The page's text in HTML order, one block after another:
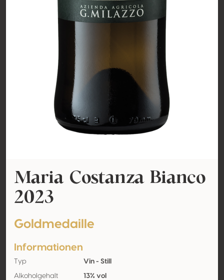
Maria Costanza Bianco
2023
Goldmedaille
Informationen
Typ Vin - Still
Alkoholgehalt 13% vol